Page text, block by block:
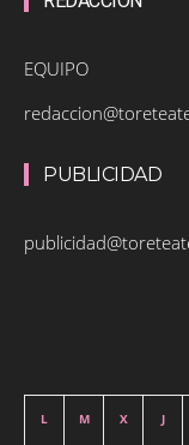
EQUIPO
PUBLICIDAD
L M X J